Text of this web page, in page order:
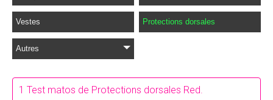
Vestes Protections dorsales
Autres
1 Test matos de Protections dorsales Red.